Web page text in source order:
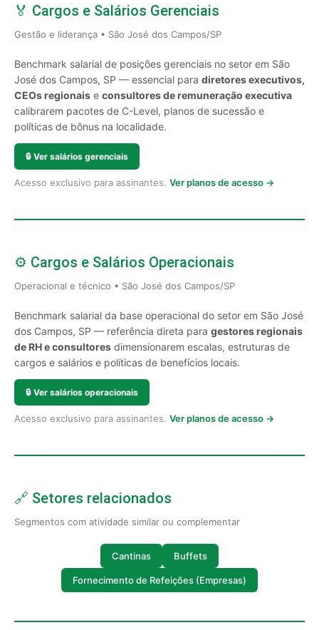
🏅 Cargos e Salários Gerenciais
Gestão e liderança • São José dos Campos/SP
Benchmark salarial de posições gerenciais no setor em São
José dos Campos, SP — essencial para diretores executivos,
CEOs regionais e consultores de remuneração executiva
calibrarem pacotes de C-Level, planos de sucessão e
políticas de bônus na localidade.
🔒 Ver salários gerenciais
Acesso exclusivo para assinantes. Ver planos de acesso →
⚙️ Cargos e Salários Operacionais
Operacional e técnico • São José dos Campos/SP
Benchmark salarial da base operacional do setor em São José
dos Campos, SP — referência direta para gestores regionais
de RH e consultores dimensionarem escalas, estruturas de
cargos e salários e políticas de benefícios locais.
🔒 Ver salários operacionais
Acesso exclusivo para assinantes. Ver planos de acesso →
🔗 Setores relacionados
Segmentos com atividade similar ou complementar
Cantinas Buffets
Fornecimento de Refeições (Empresas)